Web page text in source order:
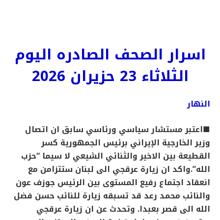
اسرار الصحف الصادره اليوم
الثلاثاء 23 حزيران 2026
النهار
■اعتبر مستشار سياسي ورئاسي سابق ان اتصال
وزير الخارجية الإيراني برئيس الجمهورية كسر
القطيعة بين الاخير والثنائي الشيعي لا سيما “حزب
الله”.واكد ان زيارة عرقجي الى لبنان ستتزامن مع
انعقاد اجتماع رفيع المستوى بين الرئيس جوزف عون
والنائب محمد رعد قد تسبقه زيارة للنائب حسن فضل
الله الى قصر بعبدا. وتحدث عن ان زيارة عرقجي